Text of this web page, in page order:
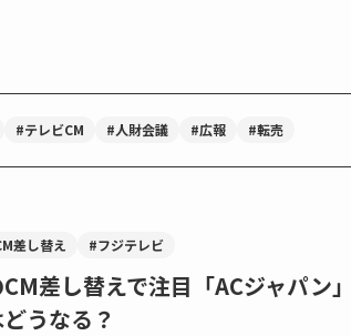
#テレビCM #人財会議 #広報 #転売
差し替え #フジテレビ
差し替えで注目「ACジャパン」
うなる？